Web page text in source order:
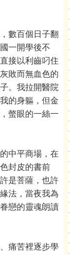
數百個日子翻
一開學後不
接以利齒叼住
敗而無血色的
。我拉開醫院
的身軀，但金
螫眼的一絲一
中平商場，在
封皮的書前
是菩薩，也許
法，當夜我為
戀的靈魂朗讀
痛苦裡逐步學